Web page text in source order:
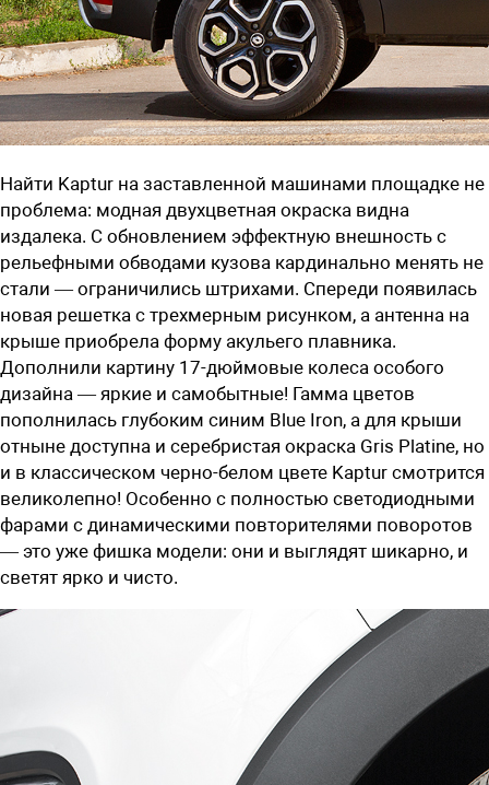
Найти Kaptur на заставленной машинами площадке не
проблема: модная двухцветная окраска видна
издалека. С обновлением эффектную внешность с
рельефными обводами кузова кардинально менять не
стали — ограничились штрихами. Спереди появилась
новая решетка с трехмерным рисунком, а антенна на
крыше приобрела форму акульего плавника.
Дополнили картину 17-дюймовые колеса особого
дизайна — яркие и самобытные! Гамма цветов
пополнилась глубоким синим Blue Iron, а для крыши
отныне доступна и серебристая окраска Gris Platine, но
и в классическом черно-белом цвете Kaptur смотрится
великолепно! Особенно с полностью светодиодными
фарами с динамическими повторителями поворотов
— это уже фишка модели: они и выглядят шикарно, и
светят ярко и чисто.